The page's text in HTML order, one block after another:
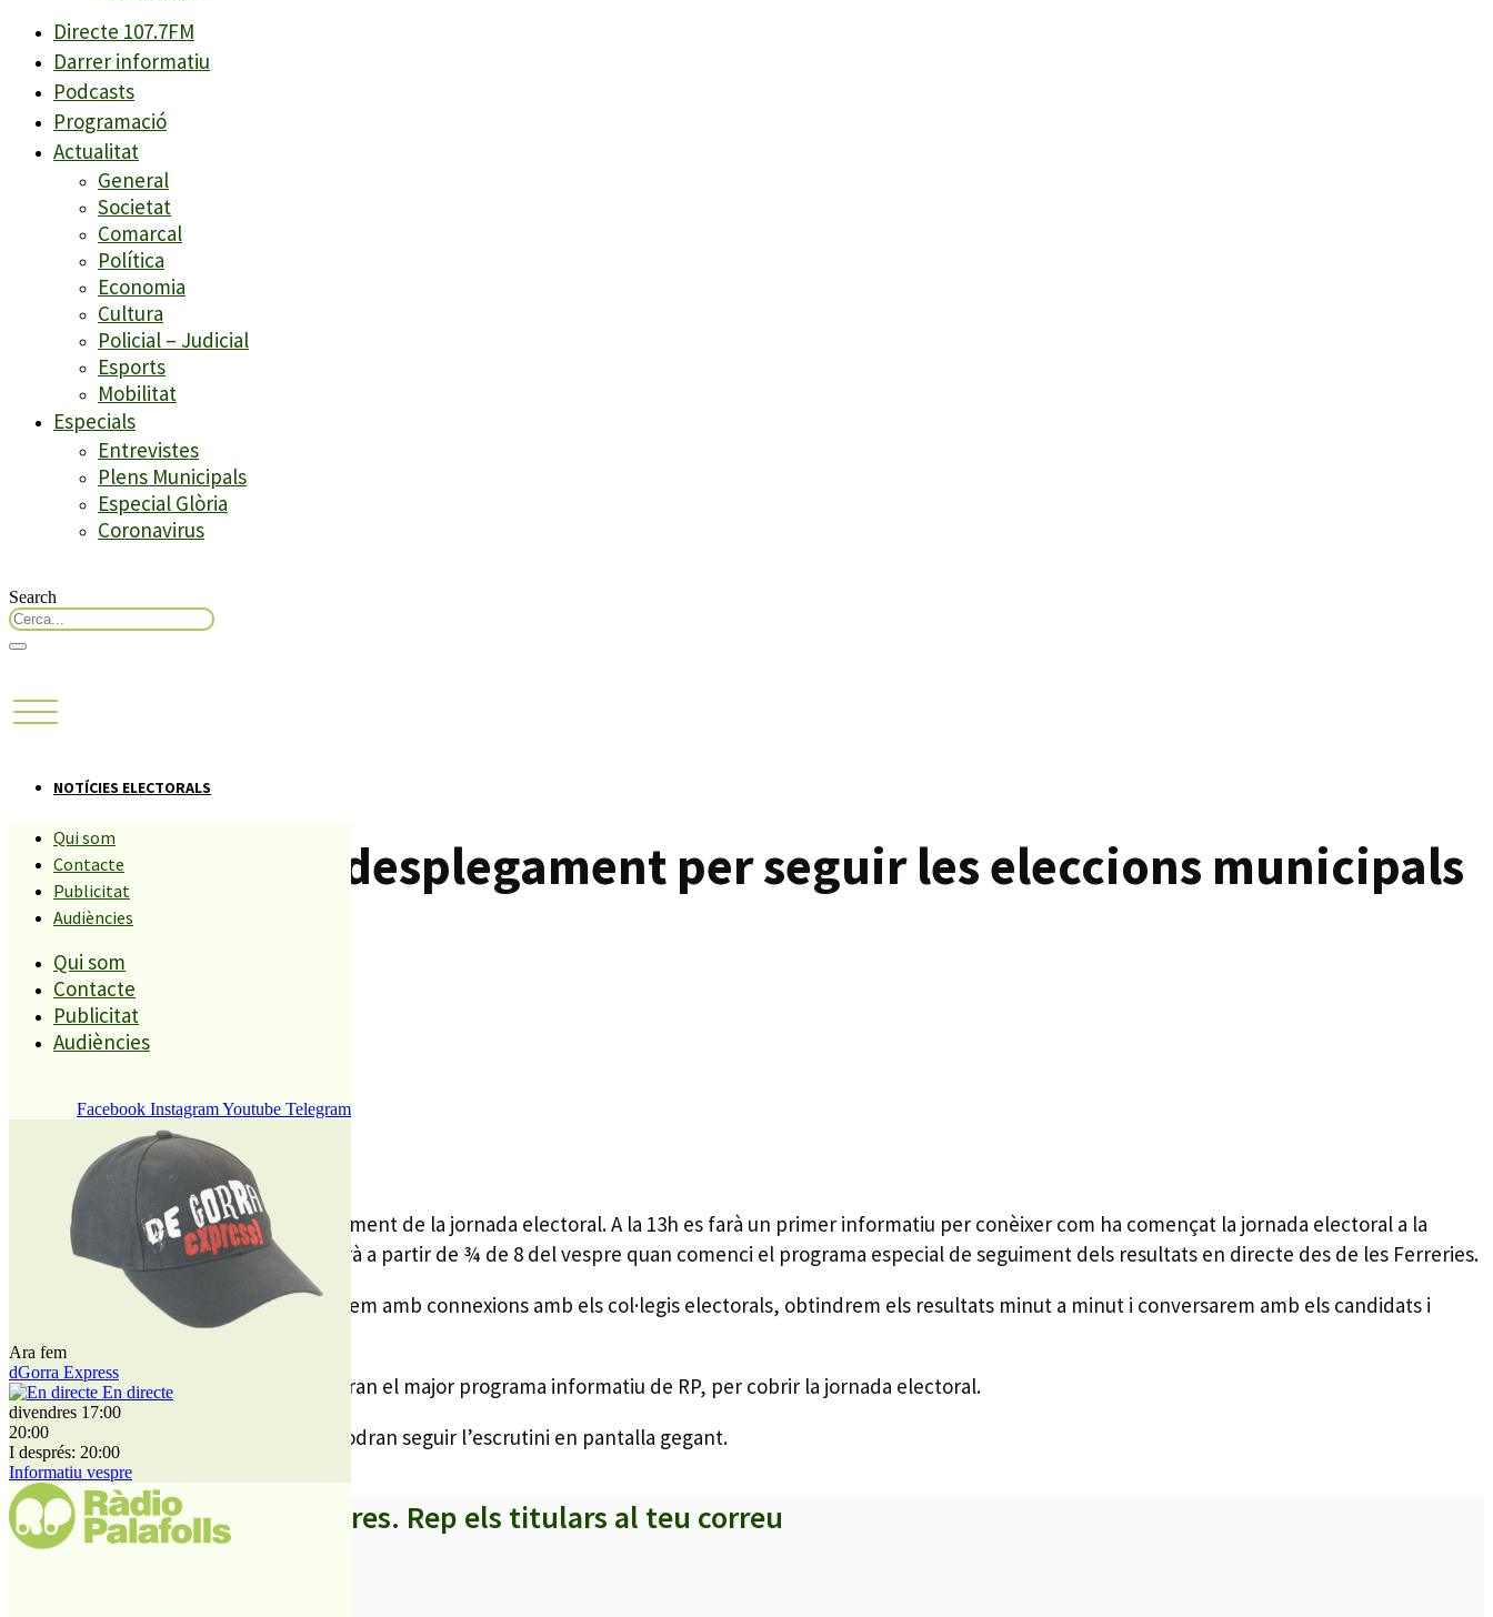
Directe 107.7FM
Darrer informatiu
Podcasts
Programació
Actualitat
General
Societat
Comarcal
Política
Economia
Cultura
Policial – Judicial
Esports
Mobilitat
Especials
Entrevistes
Plens Municipals
Especial Glòria
Coronavirus
Search
Qui som
Contacte
Publicitat
Audiències
Qui som
Contacte
Publicitat
Audiències
Facebook InstagramYoutube Telegram
Ara fem
dGorra Express
En directe
divendres 17:00
20:00
I després: 20:00
Informatiu vespre
NOTÍCIES ELECTORALS
RP prepara un desplegament per seguir les eleccions municipals
Compartiu aquesta història
20 MAIG, 2011
L’emissora prepara un exhaustiu seguiment de la jornada electoral. A la 13h es farà un primer informatiu per conèixer com ha començat la jornada electoral a la
població. El gruix informatius, però serà a partir de ¾ de 8 del vespre quan comenci el programa especial de seguiment dels resultats en directe des de les Ferreries.
En aquest programa especial comptarem amb connexions amb els col·legis electorals, obtindrem els resultats minut a minut i conversarem amb els candidats i
membres de les candidatures.
Un equip de més de 10 persones oferiran el major programa informatiu de RP, per cobrir la jornada electoral.
Els assistents a les Ferreries, a més, podran seguir l’escrutini en pantalla gegant.
A partir d’ara no et perdis res. Rep els titulars al teu correu